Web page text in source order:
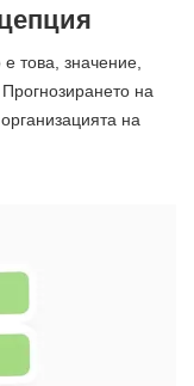
това, значение,
на
на